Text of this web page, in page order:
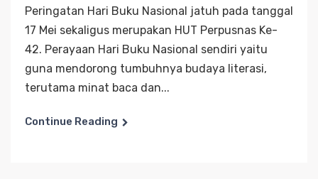
Peringatan Hari Buku Nasional jatuh pada tanggal
17 Mei sekaligus merupakan HUT Perpusnas Ke-
42. Perayaan Hari Buku Nasional sendiri yaitu
guna mendorong tumbuhnya budaya literasi,
terutama minat baca dan...
Continue Reading